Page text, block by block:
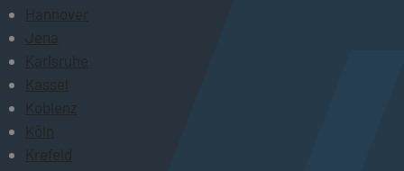
Hannover
Jena
Karlsruhe
Kassel
Koblenz
Köln
Krefeld